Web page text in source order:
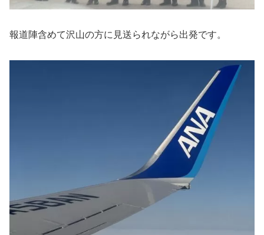
報道陣含めて沢山の方に見送られながら出発です。